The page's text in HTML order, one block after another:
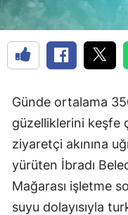
Günde ortalama
güzelliklerini keşfe
ziyaretçi akınına
yürüten İbradı
Mağarası işletme
suyu dolayısıyla